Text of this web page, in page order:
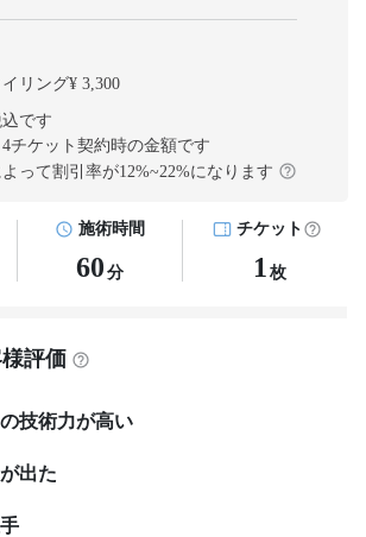
リング¥ 3,300
です
ケット契約時の金額です
って割引率が12%~22%になります
施術時間
60 分
チケット
1 枚
評価
技術力が高い
出た